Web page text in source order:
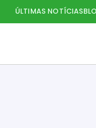
ÚLTIMAS NOTÍCIAS